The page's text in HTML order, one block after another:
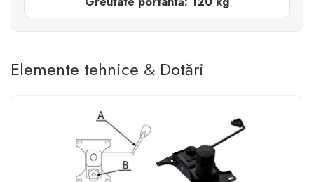
Elemente tehnice & Dotări